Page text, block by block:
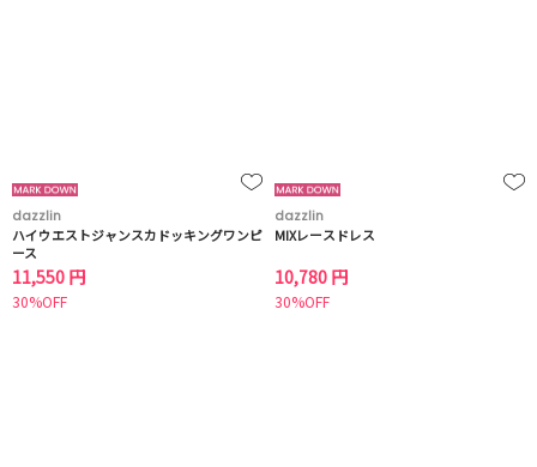
dazzlin
ハイウエストジャンスカドッキングワンピ
ース
11,550 円
30%OFF
dazzlin
MIXレースドレス
10,780 円
30%OFF